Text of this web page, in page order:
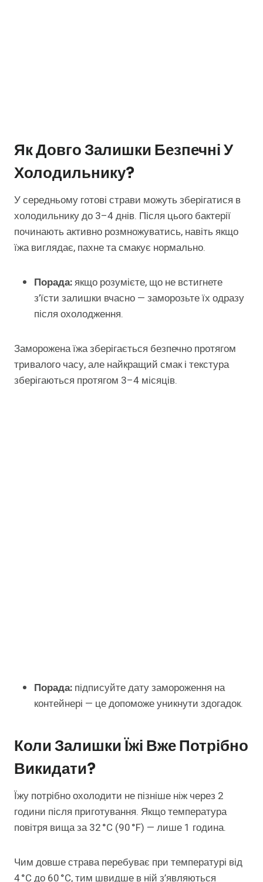
Як Довго Залишки Безпечні У
Холодильнику?
У середньому готові страви можуть зберігатися в
холодильнику до 3–4 днів. Після цього бактерії
починають активно розмножуватись, навіть якщо
їжа виглядає, пахне та смакує нормально.
Порада:якщо розумієте, що не встигнете
з’їсти залишки вчасно — заморозьте їх одразу
після охолодження.
Заморожена їжа зберігається безпечно протягом
тривалого часу, але найкращий смак і текстура
зберігаються протягом 3–4 місяців.
Порада: підписуйте дату замороження на
контейнері — це допоможе уникнути здогадок.
Коли Залишки Їжі Вже Потрібно
Викидати?
Їжу потрібно охолодити не пізніше ніж через 2
години після приготування. Якщо температура
повітря вища за 32 °C (90 °F) — лише 1 година.
Чим довше страва перебуває при температурі від
4 °C до 60 °C, тим швидше в ній з’являються